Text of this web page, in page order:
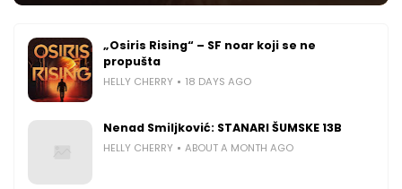
„Osiris Rising“ – SF noar koji se ne
propušta
HELLY CHERRY 18 DAYS AGO
Nenad Smiljković: STANARI ŠUMSKE 13B
HELLY CHERRY ABOUT A MONTH AGO